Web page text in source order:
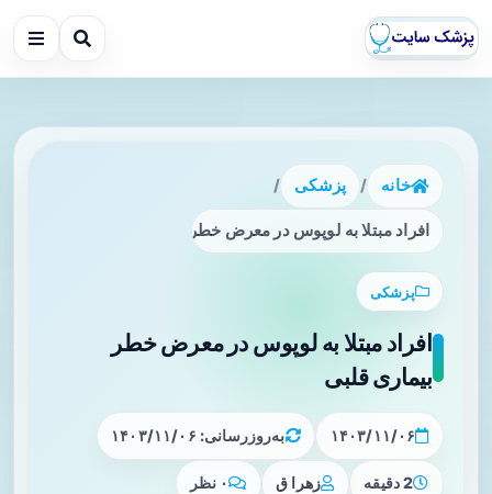
خانه / پزشکی /
افراد مبتلا به لوپوس در معرض خطر بیماری قلبی
پزشکی
افراد مبتلا به لوپوس در معرض خطر
بیماری قلبی
۱۴۰۳/۱۱/۰۶ به‌روزرسانی: ۱۴۰۳/۱۱/۰۶
2 دقیقه زهرا ق ۰ نظر